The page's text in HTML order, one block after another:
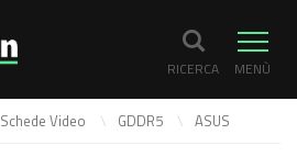
RICERCA MENÙ
Schede Video GDDR5 ASUS